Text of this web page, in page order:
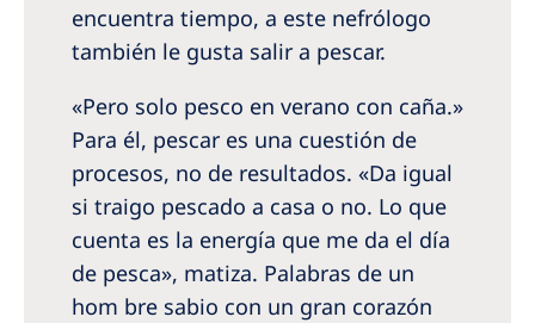
encuentra tiempo, a este nefrólogo
también le gusta salir a pescar.
«Pero solo pesco en verano con caña.»
Para él, pescar es una cuestión de
procesos, no de resultados. «Da igual
si traigo pescado a casa o no. Lo que
cuenta es la energía que me da el día
de pesca», matiza. Palabras de un
hom­ bre sabio con un gran corazón